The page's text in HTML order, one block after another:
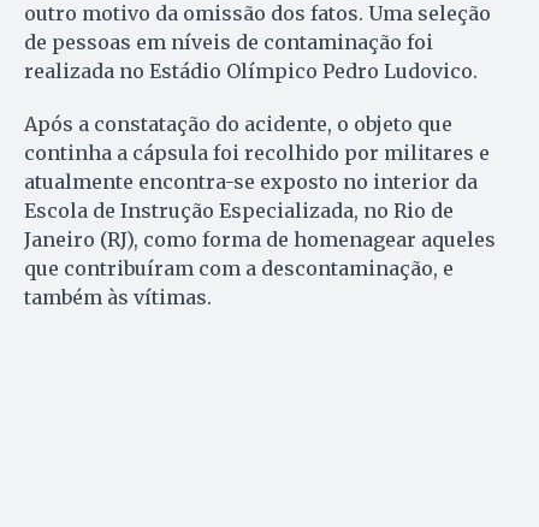
outro motivo da omissão dos fatos. Uma seleção
de pessoas em níveis de contaminação foi
realizada no Estádio Olímpico Pedro Ludovico.
Após a constatação do acidente, o objeto que
continha a cápsula foi recolhido por militares e
atualmente encontra-se exposto no interior da
Escola de Instrução Especializada, no Rio de
Janeiro (RJ), como forma de homenagear aqueles
que contribuíram com a descontaminação, e
também às vítimas.